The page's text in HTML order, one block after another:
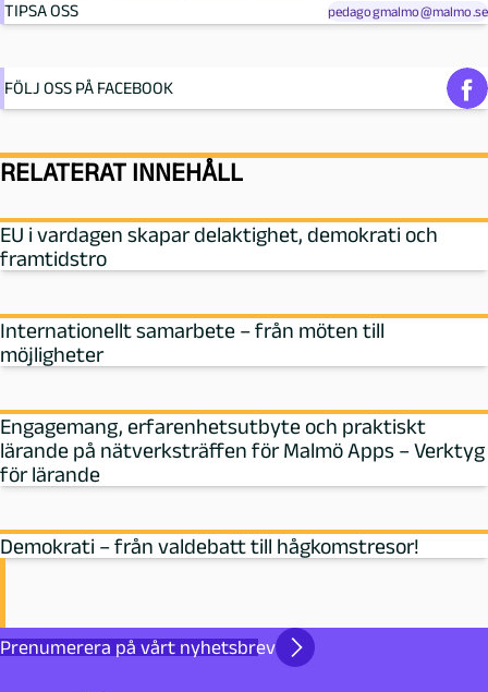
TIPSA OSS pedagogmalmo@malmo.se
FÖLJ OSS PÅ FACEBOOK
RELATERAT INNEHÅLL
EU i vardagen skapar delaktighet, demokrati och
framtidstro
Internationellt samarbete – från möten till
möjligheter
Engagemang, erfarenhetsutbyte och praktiskt
lärande på nätverksträffen för Malmö Apps – Verktyg
för lärande
Demokrati – från valdebatt till hågkomstresor!
Prenumerera på vårt nyhetsbrev